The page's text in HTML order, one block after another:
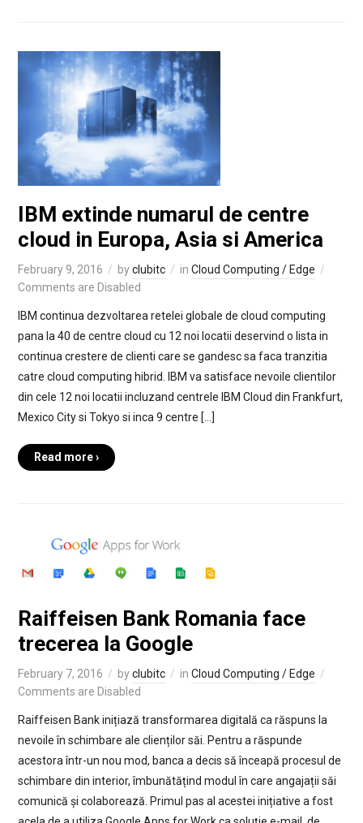
IBM extinde numarul de centre
cloud in Europa, Asia si America
February 9, 2016 byclubitc in Cloud Computing / Edge
Comments are Disabled
IBM continua dezvoltarea retelei globale de cloud computing
pana la 40 de centre cloud cu 12 noi locatii deservind o lista in
continua crestere de clienti care se gandesc sa faca tranzitia
catre cloud computing hibrid. IBM va satisface nevoile clientilor
din cele 12 noi locatii incluzand centrele IBM Cloud din Frankfurt,
Mexico City si Tokyo si inca 9 centre […]
Read more ›
Raiffeisen Bank Romania face
trecerea la Google
February 7, 2016 byclubitc in Cloud Computing / Edge
Comments are Disabled
Raiffeisen Bank inițiază transformarea digitală ca răspuns la
nevoile în schimbare ale clienților săi. Pentru a răspunde
acestora într-un nou mod, banca a decis să înceapă procesul de
schimbare din interior, îmbunătățind modul în care angajații săi
comunică și colaborează. Primul pas al acestei inițiative a fost